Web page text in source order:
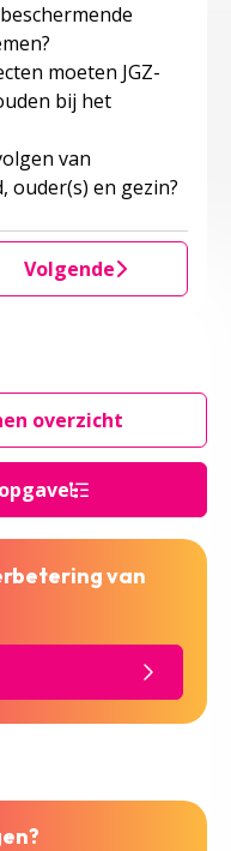
moeten JGZ-
bij het
van
ouder(s) en gezin?
Volgende
overzicht
van